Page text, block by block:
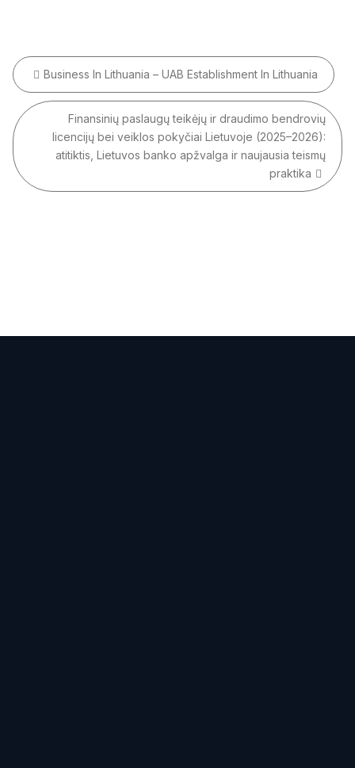
Navigacija
tarp
įrašų
Business In Lithuania – UAB Establishment In Lithuania
Finansinių paslaugų teikėjų ir draudimo bendrovių
licencijų bei veiklos pokyčiai Lietuvoje (2025–2026):
atitiktis, Lietuvos banko apžvalga ir naujausia teismų
praktika